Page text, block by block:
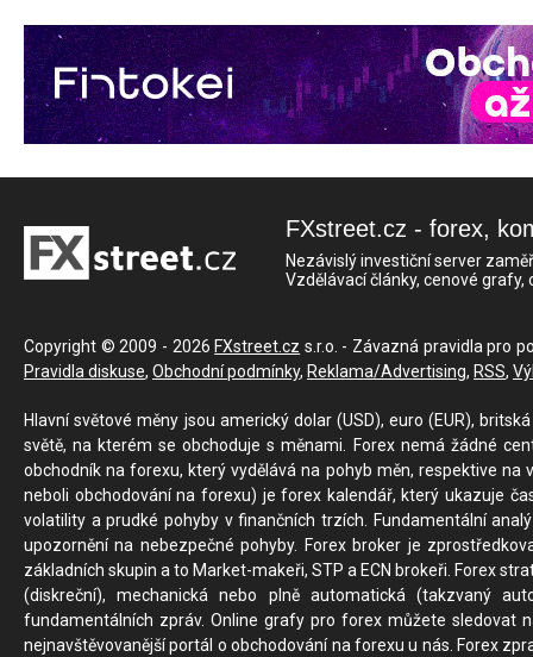
FXstreet.cz - forex,
Nezávislý investiční server
Vzdělávací články, cenové
Copyright © 2009 - 2026 FXstreet.cz s.r.o. - Závazná pravidla pro
Pravidla diskuse, Obchodní podmínky, Reklama/Advertising, RSS,
Hlavní světové měny jsou americký dolar (USD), euro (EUR),
světě, na kterém se obchoduje s měnami. Forex nemá žádné
obchodník na forexu, který vydělává na pohyb měn, respektive
neboli obchodování na forexu) je forex kalendář, který ukazuje
volatility a prudké pohyby v finančních trzích. Fundamentální
upozornění na nebezpečné pohyby. Forex broker je
základních skupin a to Market-makeři, STP a ECN brokeři. Forex
(diskreční), mechanická nebo plně automatická (takzvaný
fundamentálních zpráv. Online grafy pro forex můžete sledovat
nejnavštěvovanější portál o obchodování na forexu u nás. Forex